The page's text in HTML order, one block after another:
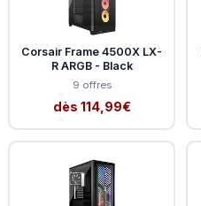
Corsair Frame 4500X LX-
R ARGB - Black
9 offres
dès 114,99€